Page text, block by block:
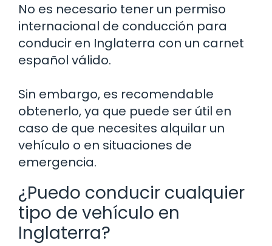
No es necesario tener un permiso
internacional de conducción para
conducir en Inglaterra con un carnet
español válido.
Sin embargo, es recomendable
obtenerlo, ya que puede ser útil en
caso de que necesites alquilar un
vehículo o en situaciones de
emergencia.
¿Puedo conducir cualquier
tipo de vehículo en
Inglaterra?